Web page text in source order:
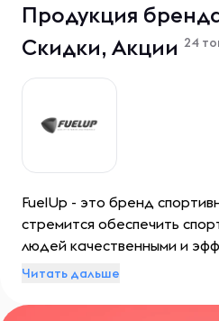
Продукция
Скидки, Акции 24
FuelUp - это бренд
стремится обеспечить
людей качественными и
для достижения их фитнес-
разработанные формулы,
Читать дальше